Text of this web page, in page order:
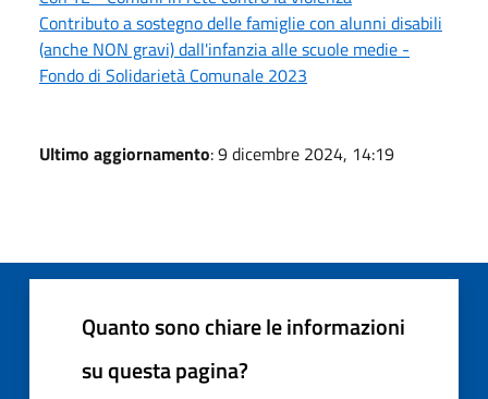
Contributo a sostegno delle famiglie con alunni disabili
(anche NON gravi) dall'infanzia alle scuole medie -
Fondo di Solidarietà Comunale 2023
Ultimo aggiornamento: 9 dicembre 2024, 14:19
Quanto sono chiare le informazioni
su questa pagina?